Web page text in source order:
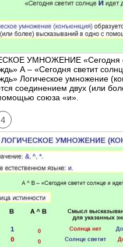
УМНОЖЕНИЕ «Сегодня
А – «Сегодня светит
Логическое умножение
соединением двух (или
союза «и».
4